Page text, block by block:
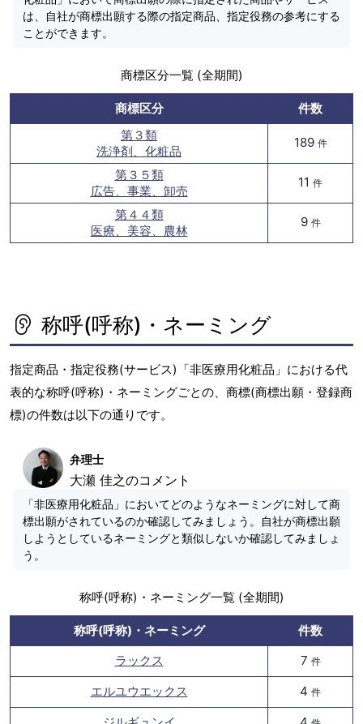
は、自社が商標出願する際の指定商品、指定役務の参考にする
ことができます。
商標区分一覧 (全期間)
商標区分
件数
第３類
洗浄剤、化粧品
189 件
第３５類
広告、事業、卸売
11 件
第４４類
医療、美容、農林
9 件
称呼(呼称)・ネーミング
指定商品・指定役務(サービス)「非医療用化粧品」における代
表的な称呼(呼称)・ネーミングごとの、商標(商標出願・登録商
標)の件数は以下の通りです。
弁理士
大瀬 佳之のコメント
「非医療用化粧品」においてどのようなネーミングに対して商
標出願がされているのか確認してみましょう。自社が商標出願
しようとしているネーミングと類似しないか確認してみましょ
う。
称呼(呼称)・ネーミング一覧 (全期間)
称呼(呼称)・ネーミング
件数
ラックス
7 件
エルユウエックス 4 件